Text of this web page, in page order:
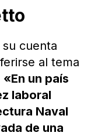
cuenta
al tema
«En un país
laboral
Naval
de una